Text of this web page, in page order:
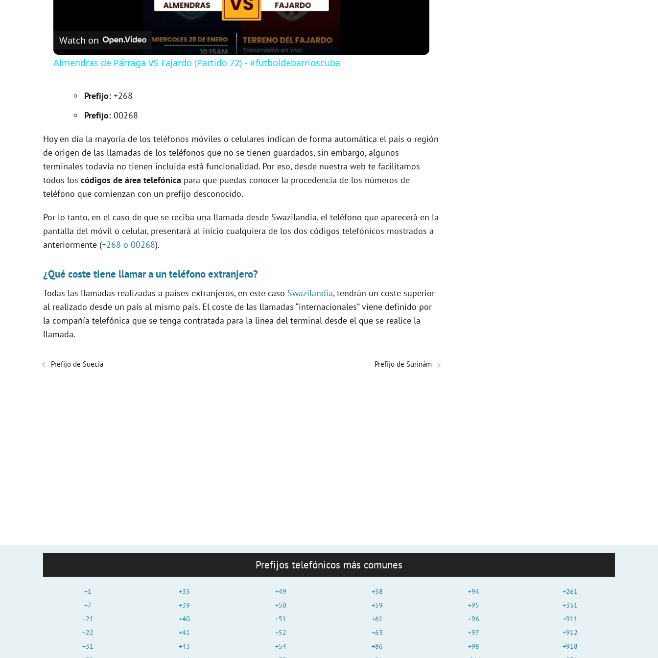
a
y
d
e
o
Watch on
Almendras de Párraga VS Fajardo (Partido 72) - #futboldebarrioscuba
Prefijo: +268
Prefijo: 00268
Hoy en día la mayoría de los teléfonos móviles o celulares indican de forma automática el país o región
de origen de las llamadas de los teléfonos que no se tienen guardados, sin embargo, algunos
terminales todavía no tienen incluida está funcionalidad. Por eso, desde nuestra web te facilitamos
todos los códigos de área telefónica para que puedas conocer la procedencia de los números de
teléfono que comienzan con un prefijo desconocido.
Por lo tanto, en el caso de que se reciba una llamada desde Swazilandia, el teléfono que aparecerá en la
pantalla del móvil o celular, presentará al inicio cualquiera de los dos códigos telefónicos mostrados a
anteriormente (+268 o 00268).
¿Qué coste tiene llamar a un teléfono extranjero?
Todas las llamadas realizadas a países extranjeros, en este caso Swazilandia, tendrán un coste superior
al realizado desde un país al mismo país. El coste de las llamadas “internacionales” viene definido por
la compañía telefónica que se tenga contratada para la linea del terminal desde el que se realice la
llamada.
Prefijo de Suecia Prefijo de Surinám
Prefijos telefónicos más comunes
+1
+7
+21
+22
+31
+35
+39
+40
+41
+43
+49
+50
+51
+52
+54
+58
+59
+61
+63
+86
+94
+95
+96
+97
+98
+261
+351
+911
+912
+918